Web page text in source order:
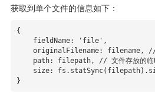
获取到单个文件的信息如下：
{
}